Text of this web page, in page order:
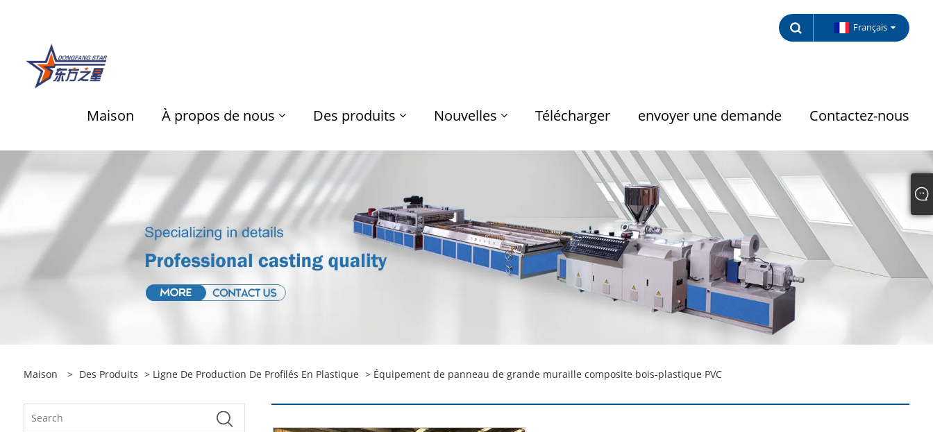
Français
Maison À propos de nous Des produits Nouvelles Télécharger envoyer une demande Contactez-nous
Maison > Des Produits > Ligne De Production De Profilés En Plastique > Équipement de panneau de grande muraille composite bois-plastique PVC